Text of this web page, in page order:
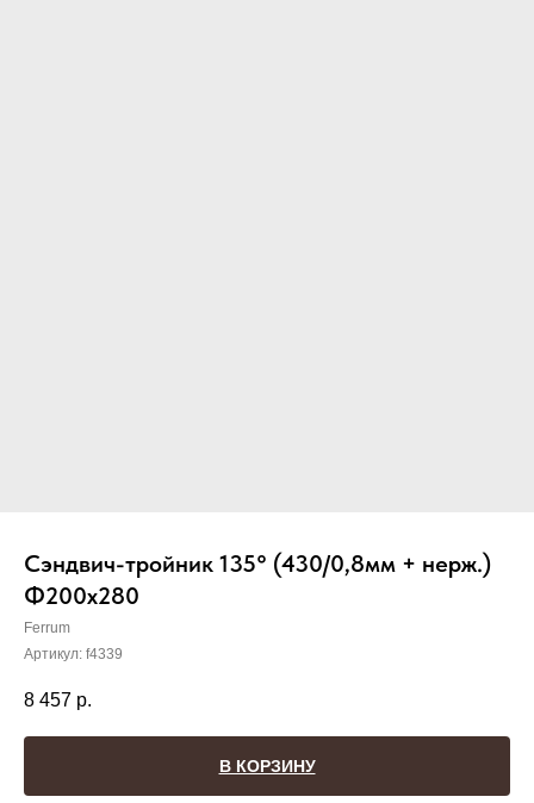
Сэндвич-тройник 135° (430/0,8мм + нерж.)
Ф200х280
Ferrum
Артикул: f4339
8 457 р.
В КОРЗИНУ